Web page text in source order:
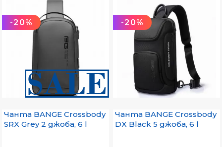
-20%
Чанта BANGE Crossbody
SRX Grey 2 джоба, 6 l
-20%
Чанта BANGE Crossbody
DX Black 5 джоба, 6 l